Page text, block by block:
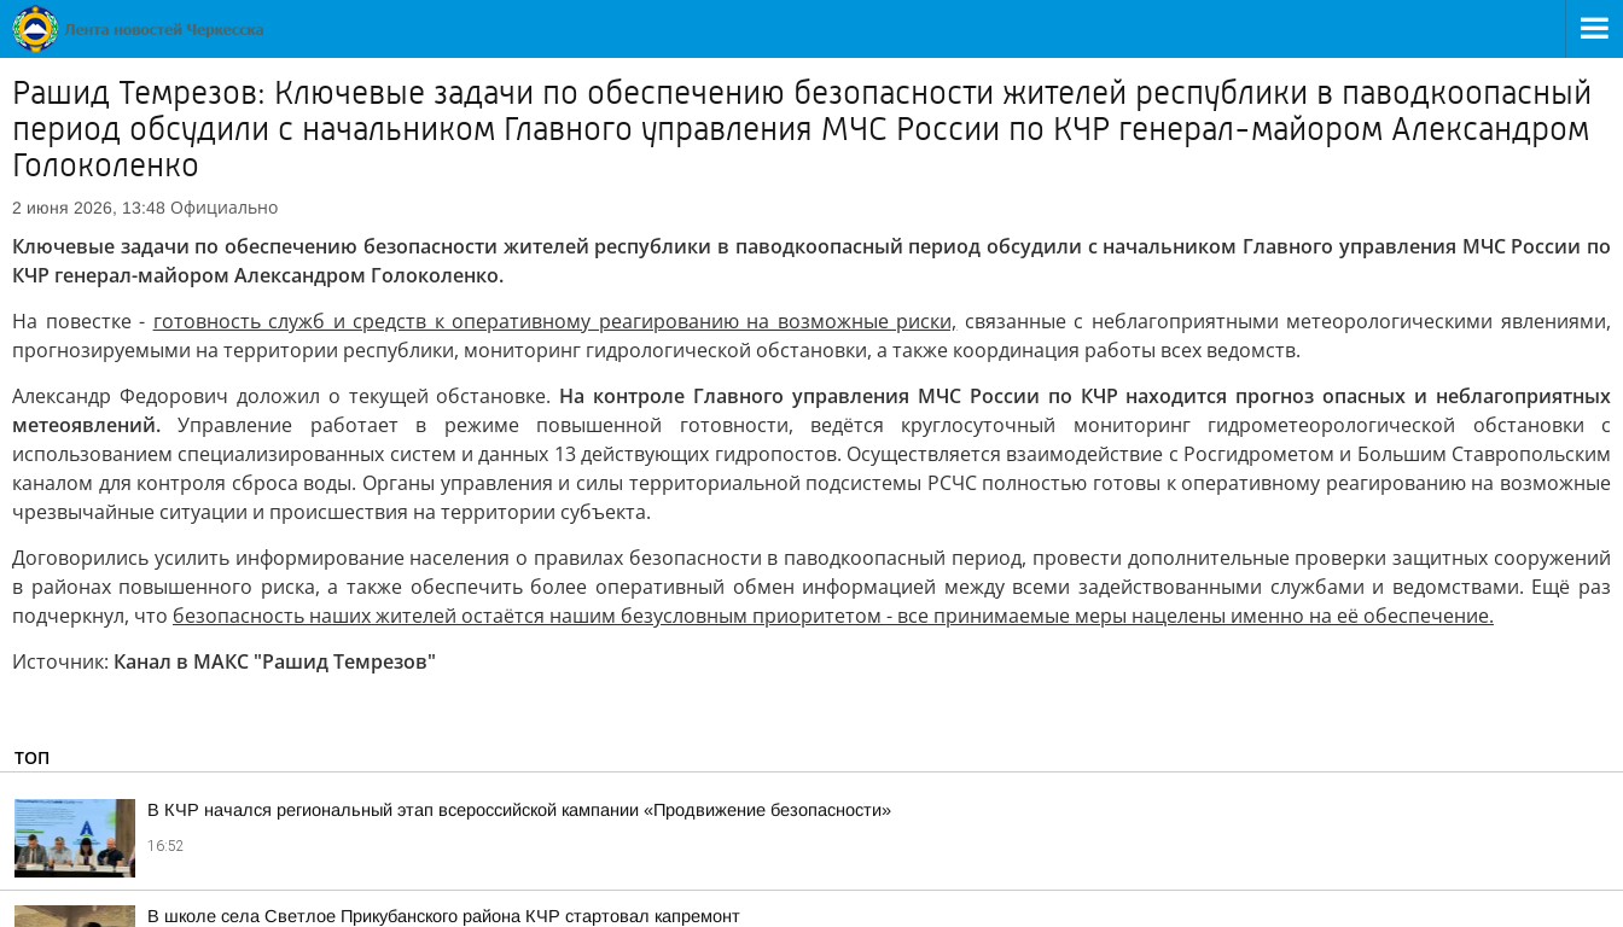
Рашид Темрезов: Ключевые задачи по обеспечению безопасности жителей республики в паводкоопасный
период обсудили с начальником Главного управления МЧС России по КЧР генерал-майором Александром
Голоколенко
2 июня 2026, 13:48 Официально
Ключевые задачи по обеспечению безопасности жителей республики в паводкоопасный период обсудили с начальником Главного управления МЧС России по
КЧР генерал-майором Александром Голоколенко.
На повестке - готовность служб и средств к оперативному реагированию на возможные риски, связанные с неблагоприятными метеорологическими явлениями,
прогнозируемыми на территории республики, мониторинг гидрологической обстановки, а также координация работы всех ведомств.
Александр Федорович доложил о текущей обстановке. На контроле Главного управления МЧС России по КЧР находится прогноз опасных и неблагоприятных
метеоявлений. Управление работает в режиме повышенной готовности, ведётся круглосуточный мониторинг гидрометеорологической обстановки с
использованием специализированных систем и данных 13 действующих гидропостов. Осуществляется взаимодействие с Росгидрометом и Большим Ставропольским
каналом для контроля сброса воды. Органы управления и силы территориальной подсистемы РСЧС полностью готовы к оперативному реагированию на возможные
чрезвычайные ситуации и происшествия на территории субъекта.
Договорились усилить информирование населения о правилах безопасности в паводкоопасный период, провести дополнительные проверки защитных сооружений
в районах повышенного риска, а также обеспечить более оперативный обмен информацией между всеми задействованными службами и ведомствами. Ещё раз
подчеркнул, что безопасность наших жителей остаётся нашим безусловным приоритетом - все принимаемые меры нацелены именно на её обеспечение.
Источник: Канал в МАКС "Рашид Темрезов"
ТОП
В КЧР начался региональный этап всероссийской кампании «Продвижение безопасности»
16:52
В школе села Светлое Прикубанского района КЧР стартовал капремонт